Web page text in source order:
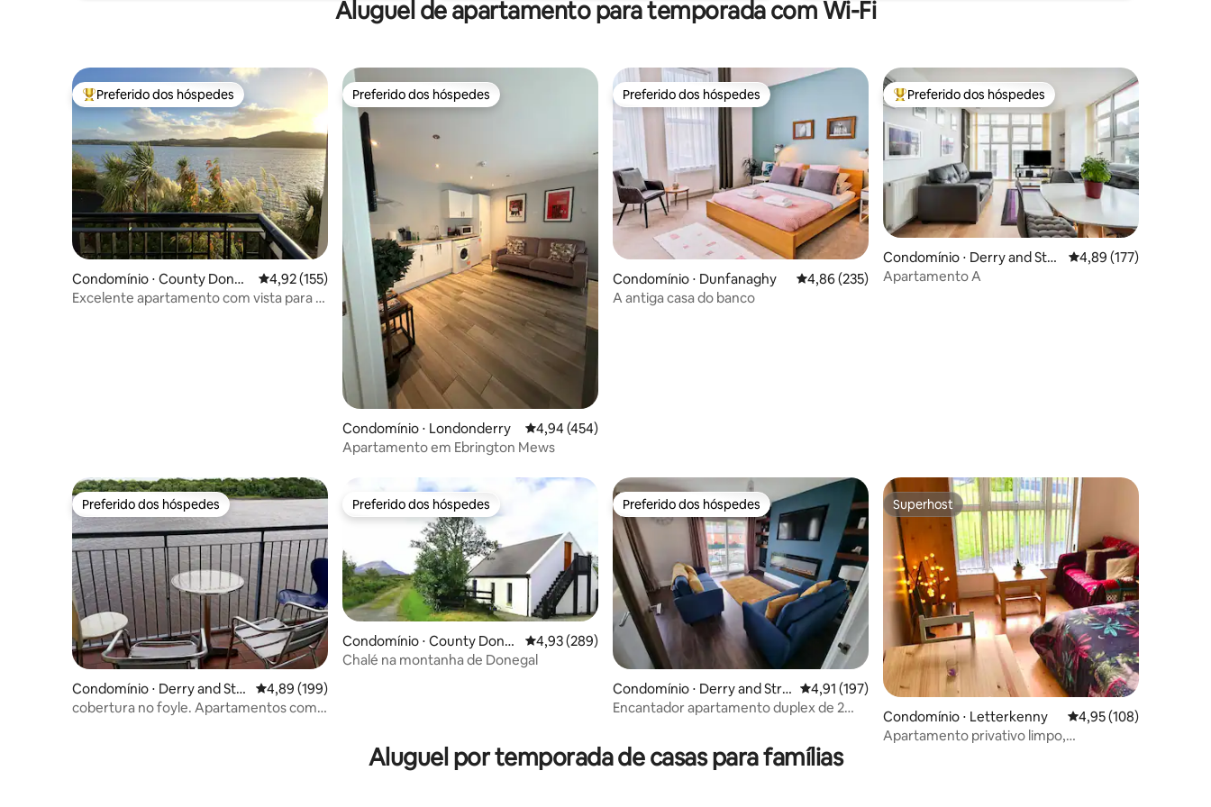
Aluguel de apartamento para temporada com Wi-Fi
Entre os melhores preferidos dos hóspedes
Preferido dos hóspedes
Condomínio ⋅ County Doneg
al
4,92 de uma avaliação média de 5, 155 avaliações
4,92 (155)
Excelente apartamento com vista para o
Preferido dos hóspedes
Preferido dos hóspedes
Condomínio ⋅ Londonderry 4,94 de uma avaliação média de 5, 454 avaliações
4,94 (454)
Apartamento em Ebrington Mews
Preferido dos hóspedes
Preferido dos hóspedes
Condomínio ⋅ Dunfanaghy 4,86 de uma avaliação média de 5, 235 avaliações
4,86 (235)
A antiga casa do banco
Entre os melhores preferidos dos hóspedes
Preferido dos hóspedes
Condomínio ⋅ Derry and Stra
bane
4,89 de uma avaliação
4,89 (177)
Apartamento A
Preferido dos hóspedes
Preferido dos hóspedes
Condomínio ⋅ Derry and Stra
bane
4,89 de uma avaliação média de 5, 199 avaliações
4,89 (199)
cobertura no foyle. Apartamentos com
Preferido dos hóspedes
Preferido dos hóspedes
Condomínio ⋅ County Done
gal
4,93 de uma avaliação média de 5, 289 avaliações
4,93 (289)
Chalé na montanha de Donegal
Preferido dos hóspedes
Preferido dos hóspedes
Condomínio ⋅ Derry and Stra
bane
4,91 de uma avaliação média de 5, 197 avaliações
4,91 (197)
Encantador apartamento duplex de 2
Superhost
Superhost
Condomínio ⋅ Letterkenny 4,95 de uma avaliação
4,95 (108)
Apartamento privativo limpo,
Aluguel por temporada de casas para famílias